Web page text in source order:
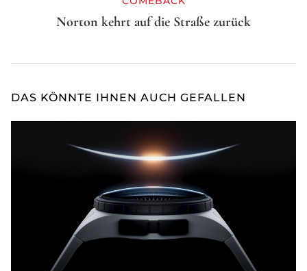
Norton kehrt auf die Straße zurück
DAS KÖNNTE IHNEN AUCH GEFALLEN